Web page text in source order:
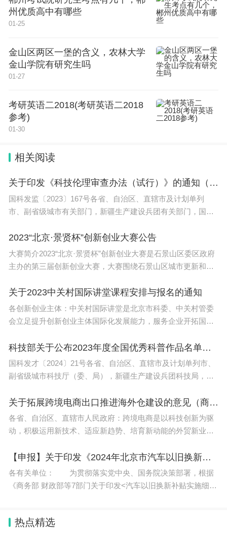
2、国考的时间一般安排在每年的11月底或12月初，
生对于国家政策的理解、分析、判断和执行能力，以
及对于行政工作的理解和管理能力。
3、省考，又称地方公务员考试，是由各省级行政区
组织的人事考试，主要面向本省范围内的公务员选拔
和招聘，考试时间一般安排在每年的4月份左右。省
略有不同，更加强调本省的政策和文化特点。
4、国考和省考都是公务员考试的重要形式，其目的
都是为了选拔优秀的专业人才，为国家和地方的经济
兴趣和职业规划选择相应的考试形式，不断提升自己
的专业素质和综合能力。
国考的招录范围比较广泛，一般不限制户籍和地域，
面向全国范围内的考生开放；而省考的招录范围则相
于考生的学历、专业、户籍等条件有一定的限制。
省考几号考试2024
2024年公务员省考的考试时间是在3-4月份，报名时
间是在2-3月份。
国家公务员考试是指：中央、国家机关以及中央国家
行政机关派驻机构、垂直管理系统所属机构录用机关
指：地方各级机关，社团等为招录机关工作人员和国
州优质高中有哪些
01-25
金山区两区一堡的含义，农林大学
金山学院有研究生吗
01-27
考研英语二2018(考研英语二2018
参考)
01-30
相关阅读
关于印发《科技伦理审查办法（试行）》的通知（国科发监〔2023〕167号）
国科发监〔2023〕167号各省、自治区、直辖市及计划单列
市、副省级城市有关部门，新疆生产建设兵团有关部门，国务
（试行）》已经中央科技委
2023“北京·景贤杯”创新创业大赛公告
大赛简介2023“北京·景贤杯”创新创业大赛是石景山区委区政府
主办的第三届创新创业大赛，大赛围绕石景山区城市更新和产
代信
关于2023中关村国际讲堂课程安排与报名的通知
各创新创业主体：中关村国际讲堂是北京市科委、中关村管委
会立足提升创新创业主体国际化发展能力，服务企业开拓国际
重要工作安排。
科技部关于公布2023年度全国优秀科普作品名单的通知
国科发才〔2024〕21号各省、自治区、直辖市及计划单列市、
副省级城市科技厅（委、局），新疆生产建设兵团科技局，全
品推荐活动得到了各地方各部门
关于拓展跨境电商出口推进海外仓建设的意见（商贸发[2024]125号）
各省、自治区、直辖市人民政府：跨境电商是以科技创新为驱
动，积极运用新技术、适应新趋势、培育新动能的外贸新业态
间环节、直达消费者
【申报】关于印发《2024年北京市汽车以旧换新补贴实施细则》的通知
各有关单位： 为贯彻落实党中央、国务院决策部署，根据
《商务部 财政部等7部门关于印发<汽车以旧换新补贴实施细则
热点精选